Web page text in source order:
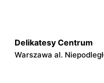
Delikatesy Centrum
Warszawa al.